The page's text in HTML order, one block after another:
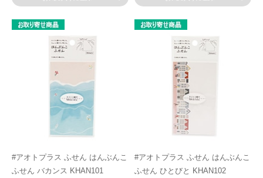
#アオトプラス ふせん はんぶんこ
ふせん バカンス KHAN101
#アオトプラス ふせん はんぶんこ
ふせん ひとびと KHAN102